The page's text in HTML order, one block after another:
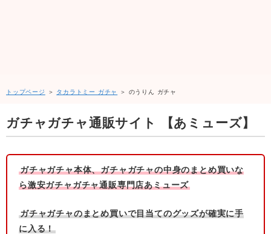
トップページ ＞ タカラトミー ガチャ ＞ のうりん ガチャ
ガチャガチャ通販サイト 【あミューズ】
ガチャガチャ本体、ガチャガチャの中身のまとめ買いな
ら激安ガチャガチャ通販専門店あミューズ
ガチャガチャのまとめ買いで目当てのグッズが確実に手
に入る！